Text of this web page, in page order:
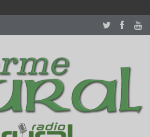
for sale in usa recognized command with
welcome to our
perfectwatches.is
with professional customer
high
https://reallydiamond.com/